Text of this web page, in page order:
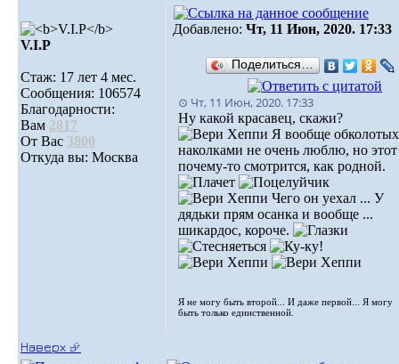
V.I.Р
Стаж: 17 лет 4 мес.
Сообщения: 106574
Благодарности:
Вам 2817
От Вас 3800
Откуда вы: Москва
Добавлено: Чт, 11 Июн, 2020. 17:33
Поделиться…
⊙ Чт, 11 Июн, 2020. 17:33
Ну какой красавец, скажи?
Я вообще обколотых
наколками не очень люблю, но этот
почему-то смотрится, как родной.
Чего он уехал ... У
дядьки прям осанка и вообще ...
шикардос, короче.
Я не могу быть второй... И даже первой... Я могу
быть только единственной.
Наверх ⮵